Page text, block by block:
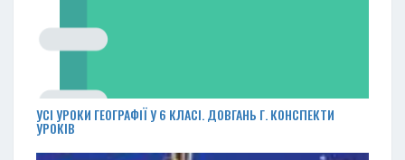
УСІ УРОКИ ГЕОГРАФІЇ У 6 КЛАСІ. ДОВГАНЬ Г. КОНСПЕКТИ
УРОКІВ